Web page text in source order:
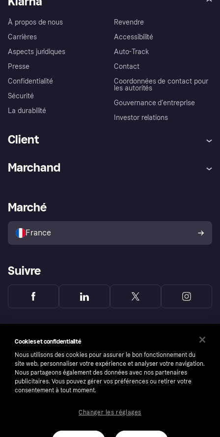
À propos de nous
Carrières
Aspects juridiques
Presse
Confidentialité
Sécurité
La durabilité
Revendre
Accessibilité
Auto-Track
Contact
Coordonnées de contact pour
les autorités
Gouvernance d’entreprise
Investor relations
Client
Explorez les magasins
Politique de protection de
l’acheteur Klarna
Marchand
Portail Marchand
Marché
France
Suivre
number: 556737-0431
Cookies et confidentialité
Nous utilisons des cookies pour assurer le bon fonctionnement du
site web, personnaliser votre expérience et analyser votre navigation.
Nous partageons également des données avec nos partenaires
publicitaires. Vous pouvez gérer vos préférences ou retirer votre
consentement à tout moment.
Changer les réglages